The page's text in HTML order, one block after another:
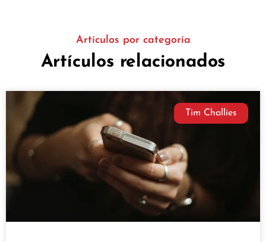
Artículos por categoría
Artículos relacionados
Tim Challies